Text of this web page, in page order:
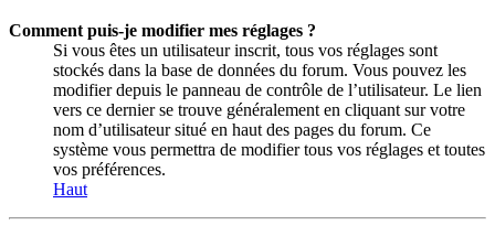
Comment puis-je modifier mes réglages ?
Si vous êtes un utilisateur inscrit, tous vos réglages sont
stockés dans la base de données du forum. Vous pouvez les
modifier depuis le panneau de contrôle de l’utilisateur. Le lien
vers ce dernier se trouve généralement en cliquant sur votre
nom d’utilisateur situé en haut des pages du forum. Ce
système vous permettra de modifier tous vos réglages et toutes
vos préférences.
Haut